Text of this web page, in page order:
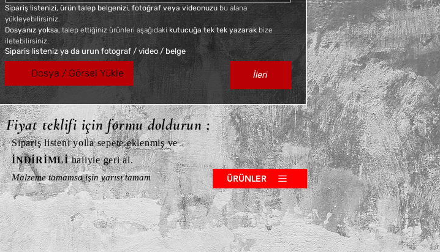
Sipariş listenizi, ürün talep belgenizi, fotoğraf veya videonuzu bu alana
yükleyebilirsiniz.
Dosyanız yoksa, talep ettiğiniz ürünleri aşağıdaki kutucuğa tek tek yazarak bize
iletebilirsiniz.
Siparis listeniz ya da urun fotograf / video / belge
Dosya / Görsel Yükle İleri
Fiyat teklifi için formu doldurun ;
Sipariş listeni yolla sepete eklenmiş ve
İNDİRİMLİhaliyle geri al.
Malzeme tamamsa işin yarısı tamam ÜRÜNLER